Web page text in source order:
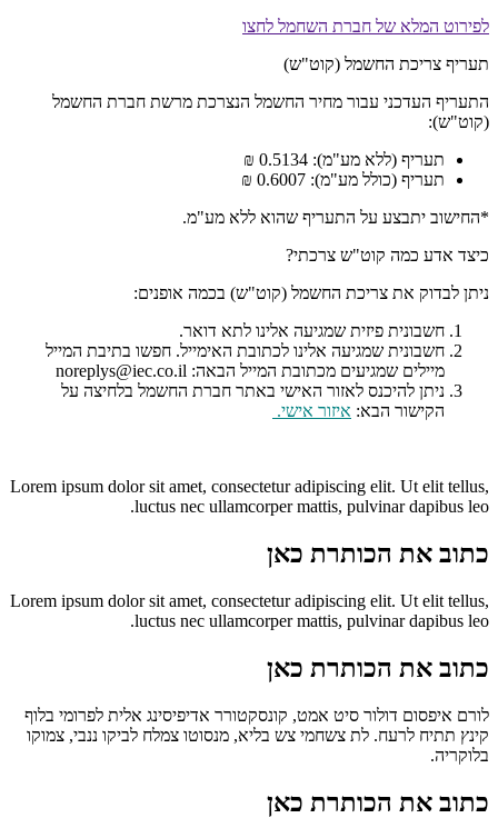
לפירוט המלא של חברת השחמל לחצו
תעריף צריכת החשמל (קוט"ש)
התעריף העדכני עבור מחיר החשמל הנצרכת מרשת חברת החשמל
(קוט"ש):
תעריף (ללא מע"מ): 0.5134 ₪
תעריף (כולל מע"מ): 0.6007 ₪
*החישוב יתבצע על התעריף שהוא ללא מע"מ.
כיצד אדע כמה קוט"ש צרכתי?
ניתן לבדוק את צריכת החשמל (קוט"ש) בכמה אופנים:
חשבונית פיזית שמגיעה אלינו לתא דואר.
חשבונית שמגיעה אלינו לכתובת האימייל. חפשו בתיבת המייל
מיילים שמגיעים מכתובת המייל הבאה: noreplys@iec.co.il
ניתן להיכנס לאזור האישי באתר חברת החשמל בלחיצה על
הקישור הבא: איזור אישי.
Lorem ipsum dolor sit amet, consectetur adipiscing elit. Ut elit tellus,
luctus nec ullamcorper mattis, pulvinar dapibus leo.
כתוב את הכותרת כאן
Lorem ipsum dolor sit amet, consectetur adipiscing elit. Ut elit tellus,
luctus nec ullamcorper mattis, pulvinar dapibus leo.
כתוב את הכותרת כאן
לורם איפסום דולור סיט אמט, קונסקטורר אדיפיסינג אלית לפרומי בלוף
קינץ תתיח לרעח. לת צשחמי צש בליא, מנסוטו צמלח לביקו ננבי, צמוקו
בלוקריה.
כתוב את הכותרת כאן